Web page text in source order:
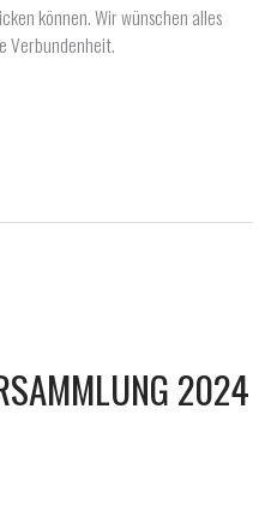
können. Wir wünschen alles
Verbundenheit.
2024